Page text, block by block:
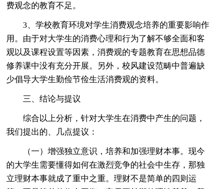
费观念的教育不足。
3、学校教育环境对学生消费观念培养的重要影响作
用。由于对大学生的消费心理和行为了解不够全面和客
观以及课程设置等因素，消费观的专题教育在思想品德
修养课中没有充分开展。另外，校风建设范畴中普遍缺
少倡导大学生勤俭节俭生活消费观的资料。
三、结论与提议
综合以上分析，针对大学生在消费中产生的问题，
我们提出的、几点提议：
（一）增强独立意识，培养和加强理财本事。现今
的大学生需要懂得如何在激烈竞争的社会中生存，那独
立理财本事就成了重中之重。理财不是简单的四则运